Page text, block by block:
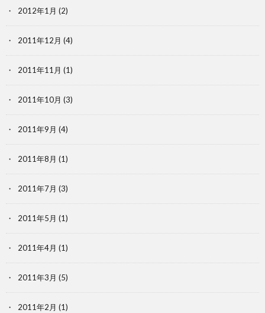
2012年1月 (2)
2011年12月 (4)
2011年11月 (1)
2011年10月 (3)
2011年9月 (4)
2011年8月 (1)
2011年7月 (3)
2011年5月 (1)
2011年4月 (1)
2011年3月 (5)
2011年2月 (1)